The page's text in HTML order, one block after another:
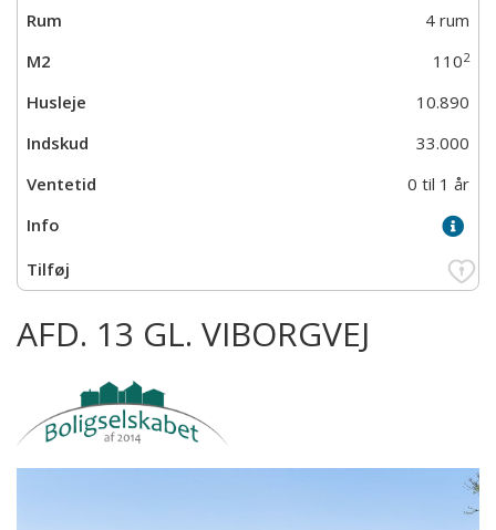
4 rum
1102
10.890
33.000
0 til 1 år
AFD. 13 GL. VIBORGVEJ